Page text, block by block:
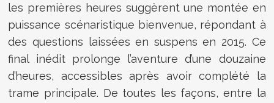
les premières heures suggèrent une montée en
puissance scénaristique bienvenue, répondant à
des questions laissées en suspens en 2015. Ce
final inédit prolonge l’aventure d’une douzaine
d’heures, accessibles après avoir complété la
trame principale. De toutes les façons, entre la